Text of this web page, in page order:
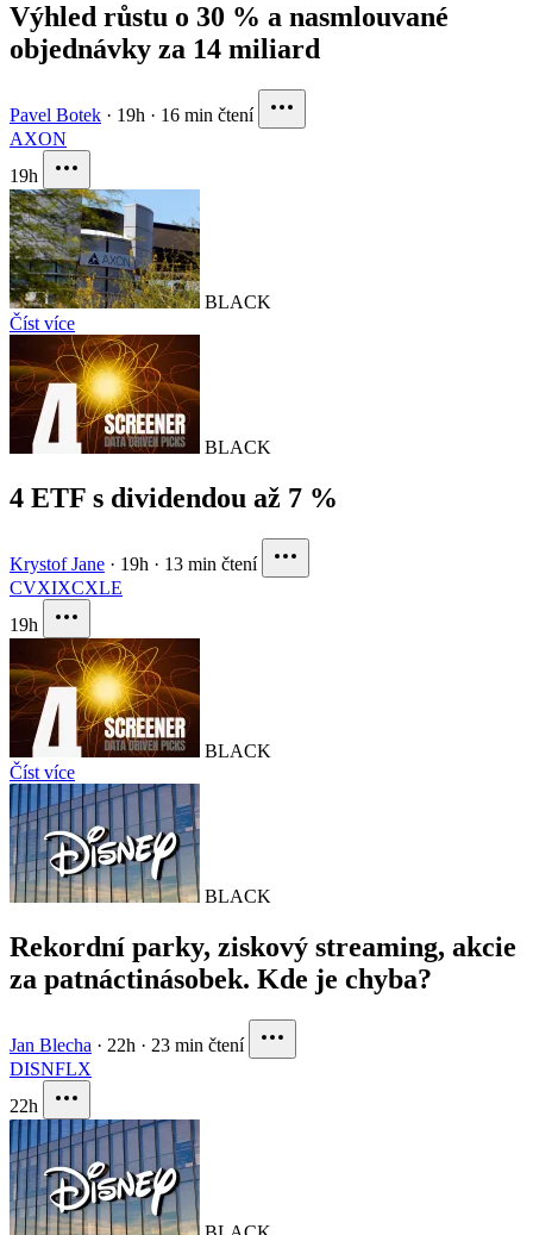
Výhled růstu o 30 % a nasmlouvané
objednávky za 14 miliard
Pavel Botek · 19h · 16 min čtení
AXON
19h
BLACK
Číst více
BLACK
4 ETF s dividendou až 7 %
Krystof Jane · 19h · 13 min čtení
CVXIXCXLE
19h
BLACK
Číst více
BLACK
Rekordní parky, ziskový streaming, akcie
za patnáctinásobek. Kde je chyba?
Jan Blecha · 22h · 23 min čtení
DISNFLX
22h